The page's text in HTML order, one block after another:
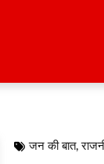
जन की बात,